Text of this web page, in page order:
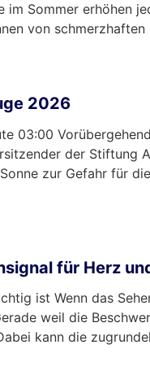
Sommer erhöhen
von
2026
03:00
der
zur Gefahr für
für Herz
ist Wenn das
weil die
kann die